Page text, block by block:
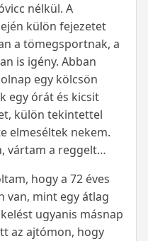
nélkül. A
külön fejezetet
a tömegsportnak, a
is igény. Abban
egy kölcsön
egy órát és kicsit
külön tekintettel
elmeséltek nekem.
vártam a reggelt…
hogy a 72 éves
van, mint egy átlag
ugyanis másnap
az ajtómon, hogy